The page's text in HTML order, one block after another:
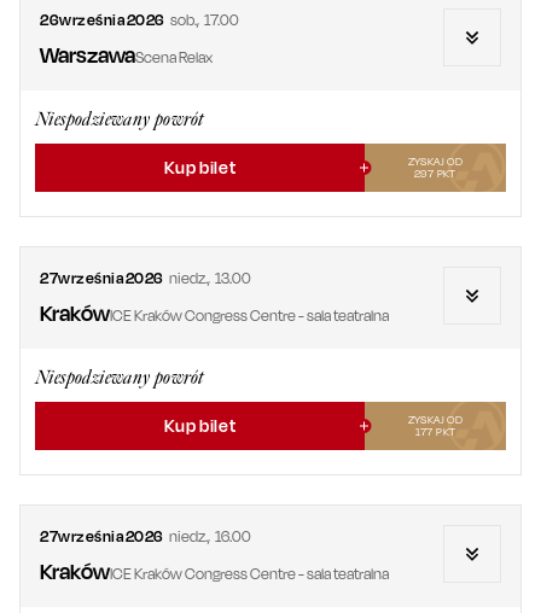
26września2026 sob., 17.00
WarszawaScena Relax
Niespodziewany powrót
Kup bilet
ZYSKAJ OD
297 PKT
27września2026 niedz., 13.00
KrakówICE Kraków Congress Centre - sala teatralna
Niespodziewany powrót
Kup bilet
ZYSKAJ OD
177 PKT
27września2026 niedz., 16.00
KrakówICE Kraków Congress Centre - sala teatralna